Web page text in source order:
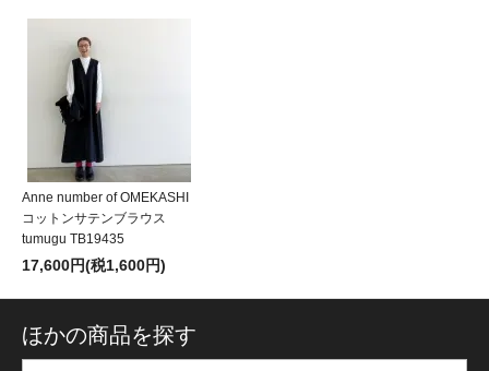
Anne number of OMEKASHI
コットンサテンブラウス
tumugu TB19435
17,600円(税1,600円)
ほかの商品を探す